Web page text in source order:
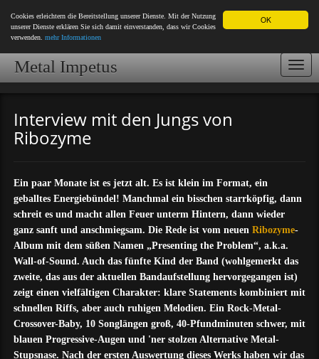
OK
Cookies erleichtern die Bereitstellung unserer Dienste. Mit der Nutzung
unserer Dienste erklären Sie sich damit einverstanden, dass wir Cookies
verwenden. mehr Informationen
Metal Impetus
Interview mit den Jungs von
Ribozyme
Ein paar Monate ist es jetzt alt. Es ist klein im Format, ein
geballtes Energiebündel! Manchmal ein bisschen starrköpfig, dann
schreit es und macht allen Feuer unterm Hintern, dann wieder
ganz sanft und anschmiegsam. Die Rede ist vom neuen Ribozyme-
Album mit dem süßen Namen „Presenting the Problem“, a.k.a.
Wall-of-Sound. Auch das fünfte Kind der Band (wohlgemerkt das
zweite, das aus der aktuellen Bandaufstellung hervorgegangen ist)
zeigt einen vielfältigen Charakter: klare Statements kombiniert mit
schnellen Riffs, aber auch ruhigen Melodien. Ein Rock-Metal-
Crossover-Baby, 10 Songlängen groß, 40-Pfundminuten schwer, mit
blauen Progressive-Augen und 'ner stolzen Alternative Metal-
Stupsnase. Nach der ersten Auswertung dieses Werks haben wir das